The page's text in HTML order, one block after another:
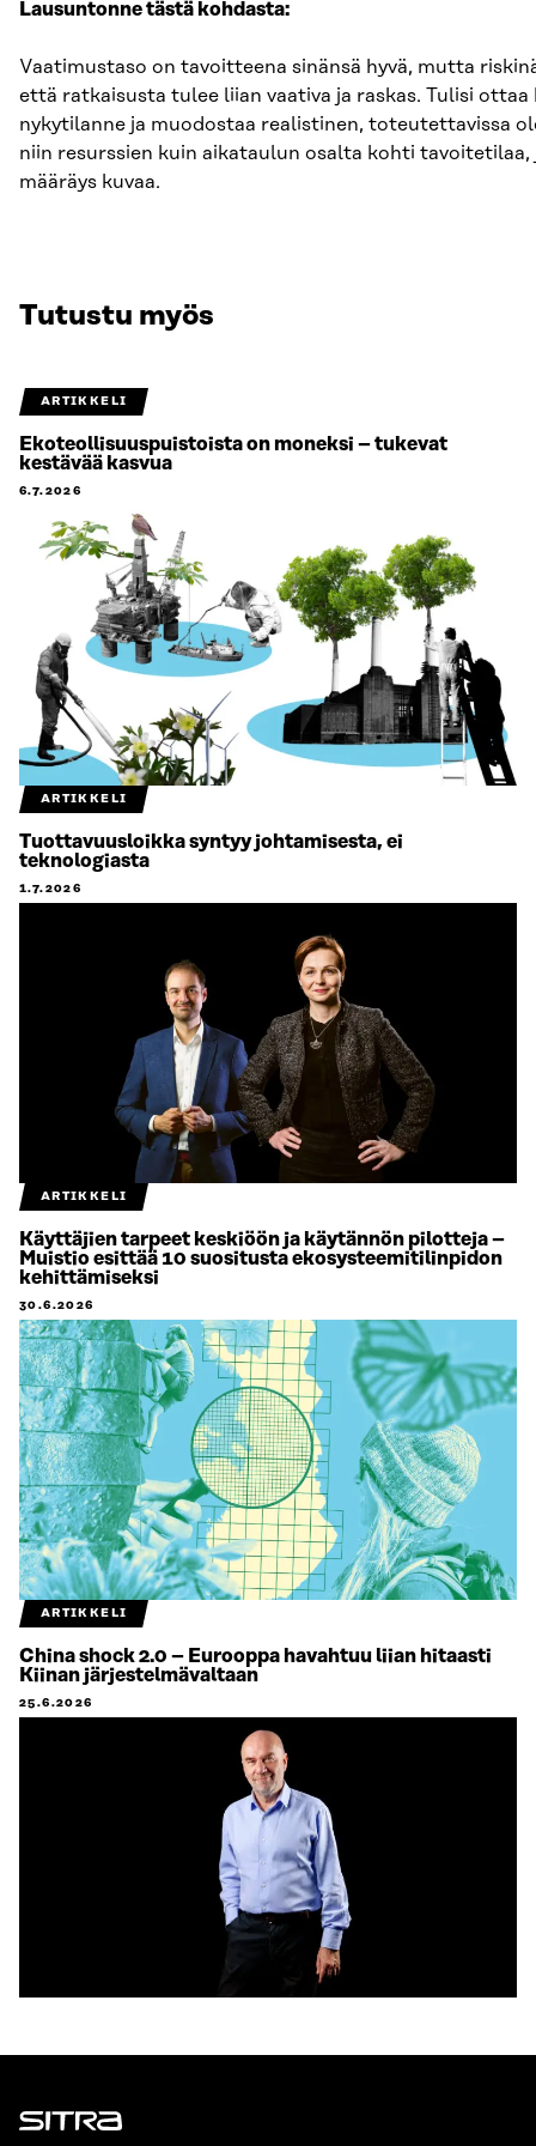
Lausuntonne tästä kohdasta:
Vaatimustaso on tavoitteena sinänsä hyvä, mutta
että ratkaisusta tulee liian vaativa ja raskas. Tulisi ottaa
nykytilanne ja muodostaa realistinen, toteutettavissa
niin resurssien kuin aikataulun osalta kohti tavoitetilaa,
määräys kuvaa.
Tutustu myös
ARTIKKELI
Ekoteollisuuspuistoista on moneksi – tukevat
kestävää kasvua
6.7.2026
ARTIKKELI
Tuottavuusloikka syntyy johtamisesta, ei
teknologiasta
1.7.2026
ARTIKKELI
Käyttäjien tarpeet keskiöön ja käytännön pilotteja –
Muistio esittää 10 suositusta ekosysteemitilinpidon
kehittämiseksi
30.6.2026
ARTIKKELI
China shock 2.0 – Eurooppa havahtuu liian hitaasti
Kiinan järjestelmävaltaan
25.6.2026
Sitra